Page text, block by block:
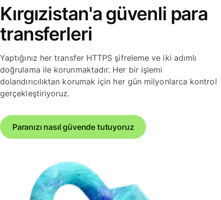
Kırgızistan'a güvenli para
transferleri
Yaptığınız her transfer HTTPS şifreleme ve iki adımlı
doğrulama ile korunmaktadır. Her bir işlemi
dolandırıcılıktan korumak için her gün milyonlarca kontrol
gerçekleştiriyoruz.
Paranızı nasıl güvende tutuyoruz